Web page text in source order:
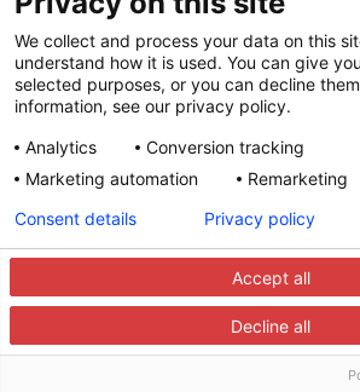
Tietoa meistä
Työpaikat
Sertifioinnit ja raportit
Yksityisyys ja turvallisuus
Katso esittely
Resurssit
Resurssit
Artikkelit
Webinaarit
Integraatiokumppanit
© 2025 Recright. Kaikki oikeudet pidätetään.
Tietosuoja-asetuksetTietosuojaseloste
We collect and process your data on this
understand how it is used. You can give
selected purposes, or you can decline
information, see our privacy policy.
Analytics
Conversion tracking
Marketing automation
Remarketing
Accept all
Decline all
Consent details Privacy policy